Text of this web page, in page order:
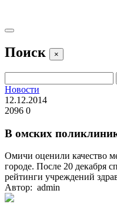
Поиск ×
Новости
12.12.2014
2096 0
В омских
Омичи оценили качество
городе. После 20 декабря
рейтинги учреждений
Автор: admin